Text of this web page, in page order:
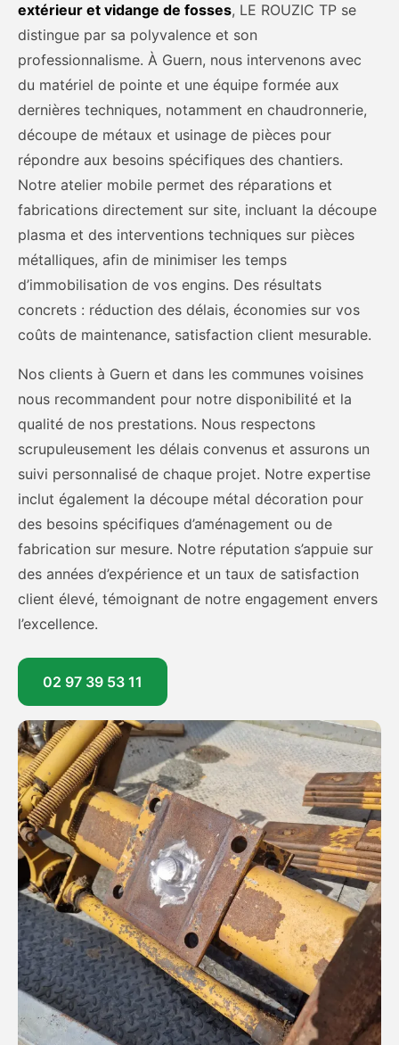
extérieur et vidange de fosses, LE ROUZIC TP se
distingue par sa polyvalence et son
professionnalisme. À Guern, nous intervenons avec
du matériel de pointe et une équipe formée aux
dernières techniques, notamment en chaudronnerie,
découpe de métaux et usinage de pièces pour
répondre aux besoins spécifiques des chantiers.
Notre atelier mobile permet des réparations et
fabrications directement sur site, incluant la découpe
plasma et des interventions techniques sur pièces
métalliques, afin de minimiser les temps
d’immobilisation de vos engins. Des résultats
concrets : réduction des délais, économies sur vos
coûts de maintenance, satisfaction client mesurable.
Nos clients à Guern et dans les communes voisines
nous recommandent pour notre disponibilité et la
qualité de nos prestations. Nous respectons
scrupuleusement les délais convenus et assurons un
suivi personnalisé de chaque projet. Notre expertise
inclut également la découpe métal décoration pour
des besoins spécifiques d’aménagement ou de
fabrication sur mesure. Notre réputation s’appuie sur
des années d’expérience et un taux de satisfaction
client élevé, témoignant de notre engagement envers
l’excellence.
02 97 39 53 11